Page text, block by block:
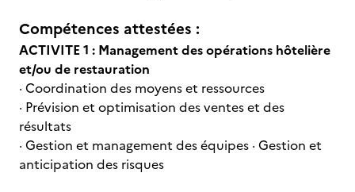
Compétences attestées :
ACTIVITE 1 : Management des opérations hôtelière
et/ou de restauration
· Coordination des moyens et ressources
· Prévision et optimisation des ventes et des
résultats
· Gestion et management des équipes · Gestion et
anticipation des risques